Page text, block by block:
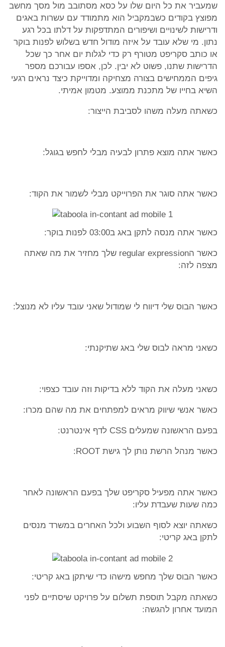
שמעביר את כל היום שלו על כסא מסתובב מול מסך מחשב
מפוצץ בקודים כשבמקביל הוא מתמודד עם עשרות באגים
ודרישות לשינויים ושיפורים המתדפקות על דלתו בכל רגע
נתון. מי שלא עובד על איזה מודול חדש בשלוש לפנות בוקר
או כותב סקריפט מטורף רק כדי לגלות יום אחר כך שכל
הדרישות שתנו, פשוט לא יבין. לכן, אספו עבורכם מספר
גיפים הממחישים בצורה מצחיקה ומדוייקת כיצד נראים רגעי
השיא בחייו של מתכנת ממוצע. מטמון אמיתי.
כשאתה מעלה משהו לסביבת הייצור:
כאשר אתה מוצא פתרון לבעיה מבלי לחפש בגוגל:
כאשר אתה סוגר את הפרוייקט מבלי לשמור את הקוד:
כאשר אתה מנסה לתקן באג ב03:00 לפנות בוקר:
כאשר הregular expression שלך מחזיר את מה שאתה
מצפה לזה:
כאשר הבוס שלי דיווח לי שמודול שאני עובד עליו לא מנוצל:
כשאני מראה לבוס שלי באג שתיקנתי:
כשאני מעלה את הקוד ללא בדיקות וזה עובד כצפוי:
כאשר אנשי שיווק מראים למפתחים את מה שהם מכרו:
בפעם הראשונה שמעלים CSS לדף אינטרנט:
כאשר מנהל הרשת נותן לך גישת ROOT:
כאשר אתה מפעיל סקריפט שלך בפעם הראשונה לאחר
כמה שעות שעבדת עליו:
כשאתה יוצא לסוף השבוע ולכל האחרים במשרד מנסים
לתקן באג קריטי:
כאשר הבוס שלך מחפש מישהו כדי שיתקן באג קריטי:
כשאתה מקבל תוספת תשלום על פרויקט שיסתיים לפני
המועד אחרון להגשה: